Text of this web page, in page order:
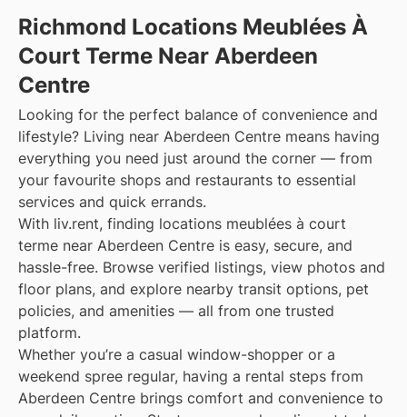
Richmond Locations Meublées À
Court Terme Near Aberdeen
Centre
Looking for the perfect balance of convenience and
lifestyle? Living near Aberdeen Centre means having
everything you need just around the corner — from
your favourite shops and restaurants to essential
services and quick errands.
With liv.rent, finding locations meublées à court
terme near Aberdeen Centre is easy, secure, and
hassle-free. Browse verified listings, view photos and
floor plans, and explore nearby transit options, pet
policies, and amenities — all from one trusted
platform.
Whether you’re a casual window-shopper or a
weekend spree regular, having a rental steps from
Aberdeen Centre brings comfort and convenience to